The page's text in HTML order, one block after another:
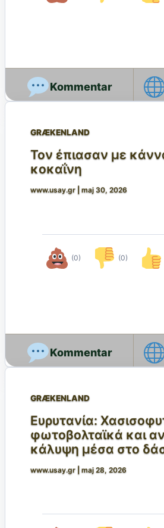
GRÆKENLAND
Τον έπιασαν με
κοκαΐνη
www.usay.gr maj 30, 2026
(0) (0)
GRÆKENLAND
Ευρυτανία:
φωτοβολταϊκά και
κάλυψη μέσα στο
www.usay.gr maj 28, 2026